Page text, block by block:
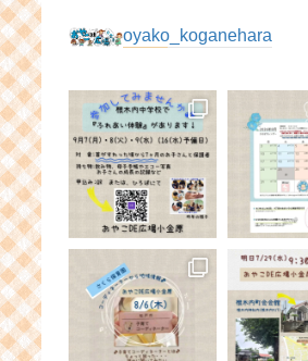
oyako_koganehara